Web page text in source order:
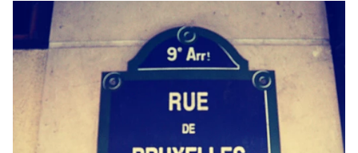
Voici notre “Top 10” des endroits où poser le genou par terre…
Paris, c’est Bruxelles : la preuve !